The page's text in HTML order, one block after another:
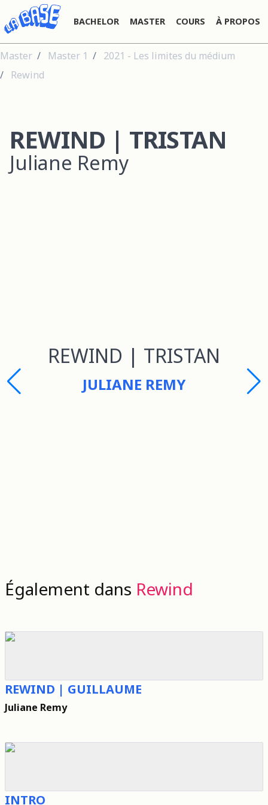
BACHELOR MASTER COURS À PROPOS
Master Master 1
2021 - Les limites du médium
Rewind
REWIND | TRISTAN
Juliane Remy
REWIND | TRISTAN
JULIANE REMY
Également dans Rewind
REWIND | GUILLAUME
Juliane Remy
INTRO